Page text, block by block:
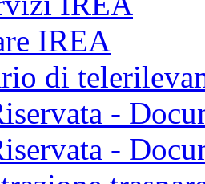
IREA
di
-
-